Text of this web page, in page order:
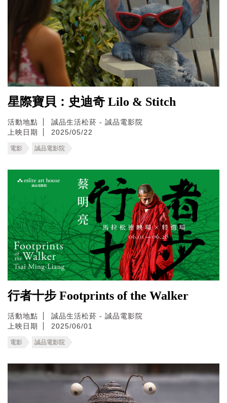
星際寶貝：史迪奇 Lilo & Stitch
活動地點
誠品生活松菸 - 誠品電影院
上映日期
2025/05/22
電影 誠品電影院
行者十步 Footprints of the Walker
活動地點
誠品生活松菸 - 誠品電影院
上映日期
2025/06/01
電影 誠品電影院